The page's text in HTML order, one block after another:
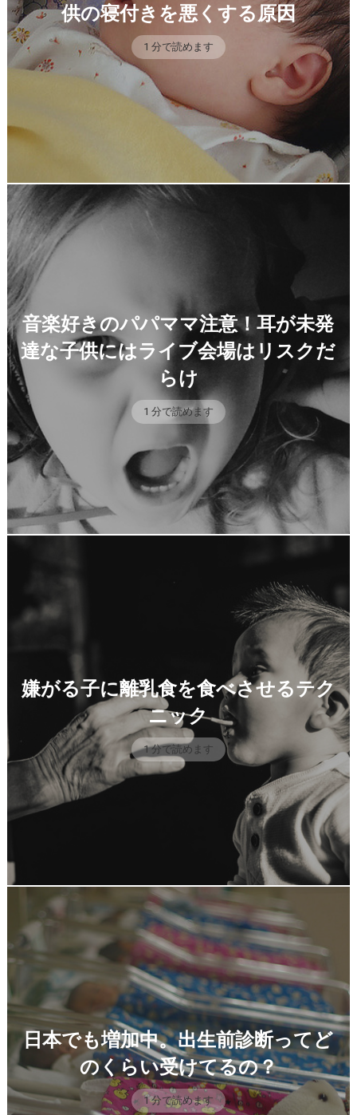
供の寝付きを悪くする原因
1 分で読めます
音楽好きのパパママ注意！耳が未発
達な子供にはライブ会場はリスクだ
らけ
1 分で読めます
嫌がる子に離乳食を食べさせるテク
ニック
1 分で読めます
日本でも増加中。出生前診断ってど
のくらい受けてるの？
1 分で読めます